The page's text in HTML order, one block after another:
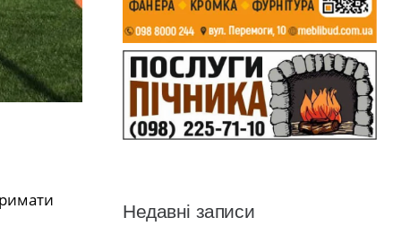
Недавні записи